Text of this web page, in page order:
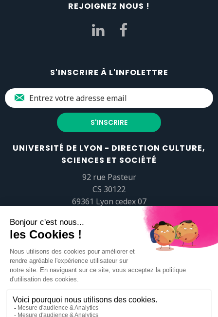
REJOIGNEZ NOUS !
S'INSCRIRE À L'INFOLETTRE
UNIVERSITÉ DE LYON - DIRECTION CULTURE,
SCIENCES ET SOCIÉTÉ
92 rue Pasteur
CS 30122
69361 Lyon cedex 07
popsciences@universite-lyon.fr
Tél.+33 (0)4 37 37 82 01
https://www.youtube.com/embed/Qm-prNOXepo